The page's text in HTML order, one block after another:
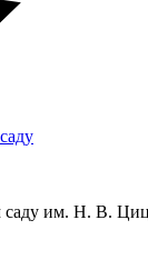
саду им. Н. В.